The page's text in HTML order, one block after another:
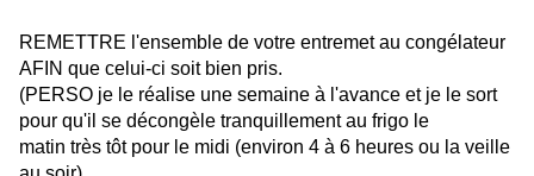
REMETTRE l'ensemble de votre entremet au congélateur
AFIN que celui-ci soit bien pris.
(PERSO je le réalise une semaine à l'avance et je le sort
pour qu'il se décongèle tranquillement au frigo le
matin très tôt pour le midi (environ 4 à 6 heures ou la veille